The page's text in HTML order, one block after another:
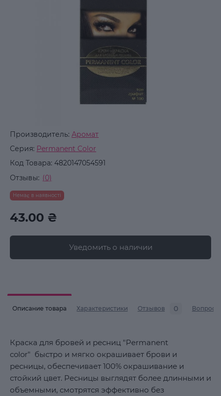
Производитель: Аромат
Серия: Permanent Color
Код Товара: 4820147054591
Отзывы: (0)
Немає в наявності
43.00 ₴
Уведомить о наличии
Описание товара Характеристики Отзывов 0 Вопросы
Краска для бровей и ресниц "Permanent
color" быстро и мягко окрашивает брови и
ресницы, обеспечивает 100% окрашивание и
стойкий цвет. Ресницы выглядят более длинными и
объемными, смотрятся эффективно без